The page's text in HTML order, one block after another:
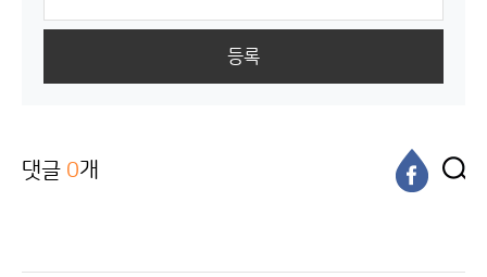
등록
댓글 0개